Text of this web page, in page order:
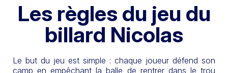
Les règles du jeu du
billard Nicolas
Le but du jeu est simple : chaque joueur défend son
camp en empêchant la balle de rentrer dans le trou